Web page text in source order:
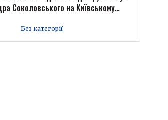
Соколовського на Київському
Без категорії